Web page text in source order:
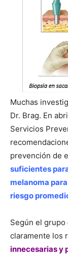
Muchas
Dr. Brag. En
Servicios
prevención de
suficientes
melanoma
riesgo
Según el
claramente los
innecesarias y